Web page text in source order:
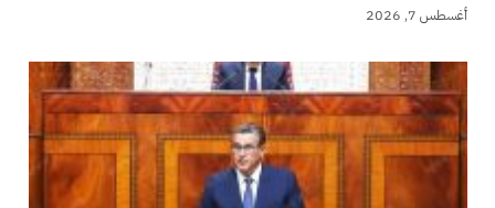
أغسطس 7, 2026